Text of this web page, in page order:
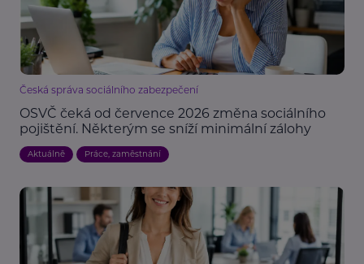
Česká správa sociálního zabezpečení
OSVČ čeká od července 2026 změna sociálního
pojištění. Některým se sníží minimální zálohy
Aktuálně Práce, zaměstnání